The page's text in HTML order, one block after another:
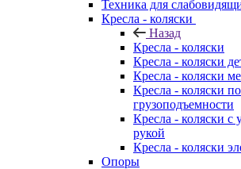
Техника для
Кресла - коляски
Назад
Кресла - коляски
Кресла - коляски
Кресла - коляски
Кресла - коляски
грузоподъемности
Кресла - коляски с
рукой
Кресла - коляски
Опоры